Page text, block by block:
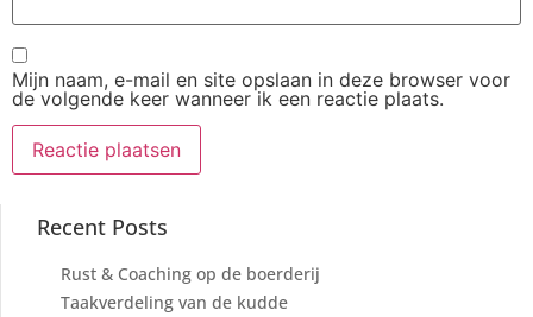
Mijn naam, e-mail en site opslaan in deze browser voor
de volgende keer wanneer ik een reactie plaats.
Recent Posts
Rust & Coaching op de boerderij
Taakverdeling van de kudde